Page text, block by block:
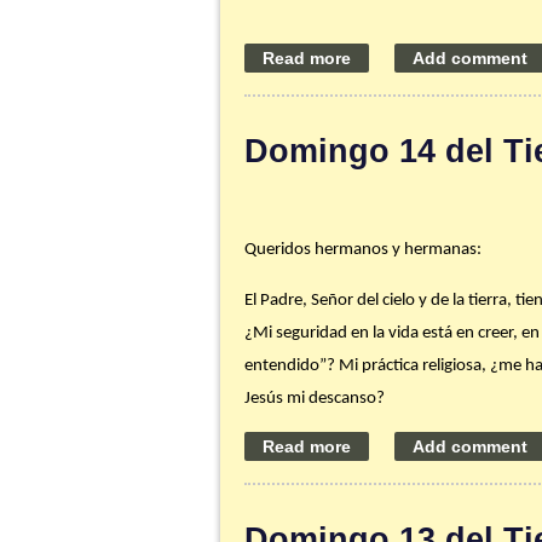
agradezcas personalmente al
ti y tu familia poder celebrar y comulgar
Gracias por ser parte de nuestra familia
Domingo 14 del
Queridos hermanos y hermanas:
El Padre, Señor del cielo y de la tierra,
¿Mi seguridad en la vida está en creer,
entendido”? Mi práctica religiosa, ¿me
Jesús mi descanso?
Consejo de la semana:
Cada vez que
antes de que comience la celebración.